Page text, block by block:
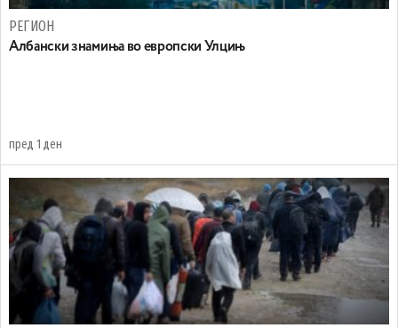
РЕГИОН
Aлбански знамиња во европски Улцињ
пред 1 ден